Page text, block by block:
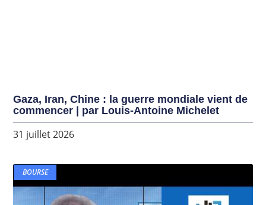
Gaza, Iran, Chine : la guerre mondiale vient de
commencer | par Louis-Antoine Michelet
31 juillet 2026
BOURSE